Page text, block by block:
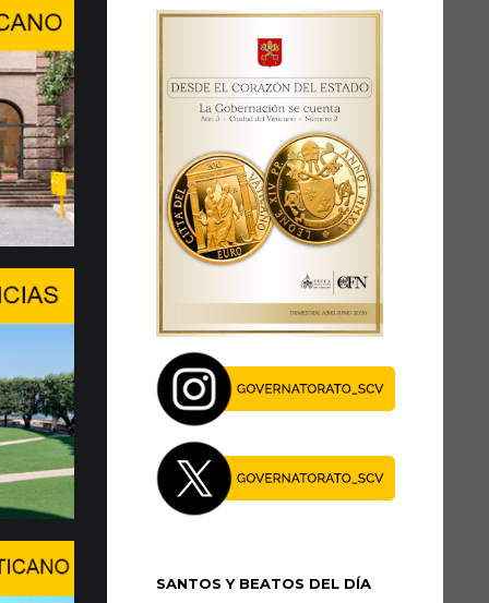
conversación de alto ni…
A LA PERSONA HUMANA EN
INTELIGENCIA ARTIFICIAL
Center Stage del Palexpo, el miércoles
de julio...
del Papa en el Foro de l…
UN MOMENTO DECISIVO
asegura la presencia de la Santa Sede y
diálogo, especialmente en este momento
de julio, el Papa León …
Apostólico de Castel Gandolfo para
SANTOS Y BEATOS DEL DÍA